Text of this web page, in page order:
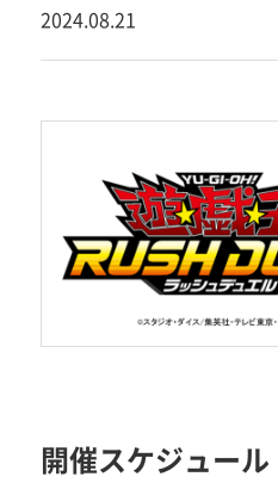
2024.08.21
開催スケジュール